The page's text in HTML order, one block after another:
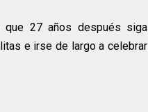
que 27 años después siga
e irse de largo a celebrar